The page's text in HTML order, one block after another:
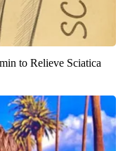
to Relieve Sciatica